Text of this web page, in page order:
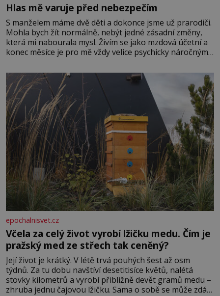
Hlas mě varuje před nebezpečím
S manželem máme dvě děti a dokonce jsme už prarodiči.
Mohla bych žít normálně, nebýt jedné zásadní změny,
která mi nabourala mysl. Živím se jako mzdová účetní a
konec měsíce je pro mě vždy velice psychicky náročným
dál častěji volá o pomoc, co se hlídání týče. Dalo by se
epochalnisvet.cz
Včela za celý život vyrobí lžičku medu. Čím je
pražský med ze střech tak ceněný?
Její život je krátký. V létě trvá pouhých šest až osm
týdnů. Za tu dobu navštíví desetitisíce květů, nalétá
stovky kilometrů a vyrobí přibližně devět gramů medu –
zhruba jednu čajovou lžičku. Sama o sobě se může zdát